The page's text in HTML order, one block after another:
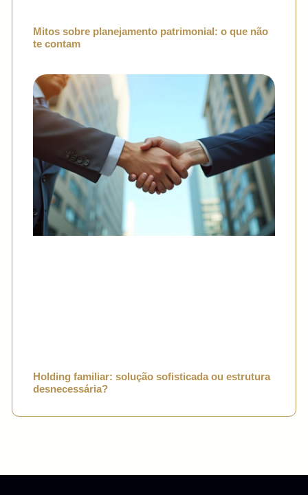
Mitos sobre planejamento patrimonial: o que não
te contam
Holding familiar: solução sofisticada ou estrutura
desnecessária?